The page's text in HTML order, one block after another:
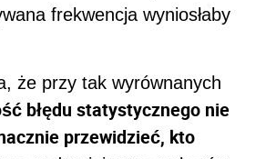
frekwencja wyniosłaby
że przy tak wyrównanych
błędu statystycznego nie
przewidzieć, kto